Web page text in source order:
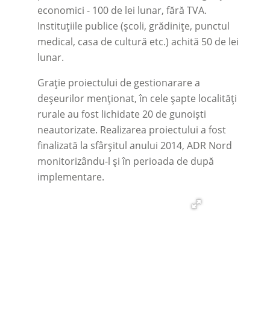
economici - 100 de lei lunar, fără TVA.
Instituțiile publice (școli, grădinițe, punctul
medical, casa de cultură etc.) achită 50 de lei
lunar.
Grație proiectului de gestionarare a
deșeurilor menționat, în cele șapte localități
rurale au fost lichidate 20 de gunoiști
neautorizate. Realizarea proiectului a fost
finalizată la sfârșitul anului 2014, ADR Nord
monitorizându-l și în perioada de după
implementare.